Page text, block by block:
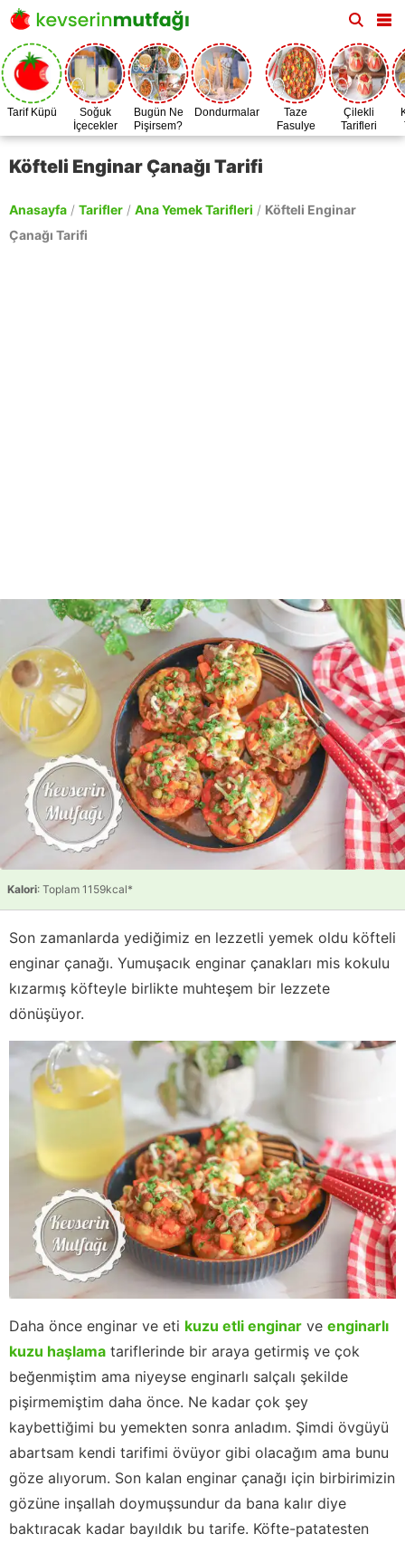
Tarif Küpü
Soğuk
İçecekler
Bugün Ne
Pişirsem?
Dondurmalar
Taze
Fasulye
Zamanı
Çilekli
Tarifleri
Köfteli Enginar Çanağı Tarifi
Anasayfa / Tarifler / Ana Yemek Tarifleri / Köfteli Enginar
Çanağı Tarifi
Kalori: Toplam 1159kcal*
Son zamanlarda yediğimiz en lezzetli yemek oldu köfteli
enginar çanağı. Yumuşacık enginar çanakları mis kokulu
kızarmış köfteyle birlikte muhteşem bir lezzete
dönüşüyor.
Daha önce enginar ve eti kuzu etli enginar ve enginarlı
kuzu haşlama tariflerinde bir araya getirmiş ve çok
beğenmiştim ama niyeyse enginarlı salçalı şekilde
pişirmemiştim daha önce. Ne kadar çok şey
kaybettiğimi bu yemekten sonra anladım. Şimdi övgüyü
abartsam kendi tarifimi övüyor gibi olacağım ama bunu
göze alıyorum. Son kalan enginar çanağı için birbirimizin
gözüne inşallah doymuşsundur da bana kalır diye
baktıracak kadar bayıldık bu tarife. Köfte-patatesten